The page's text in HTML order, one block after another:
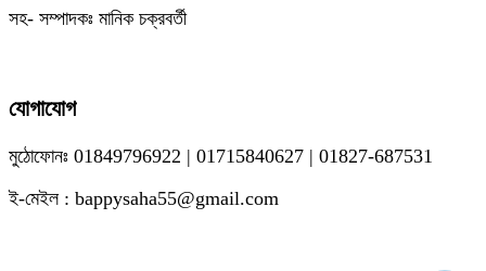
সহ- সম্পাদকঃ মানিক চক্রবর্তী
যোগাযোগ
মুঠোফোনঃ 01849796922 | 01715840627 | 01827-687531
ই-মেইল : bappysaha55@gmail.com